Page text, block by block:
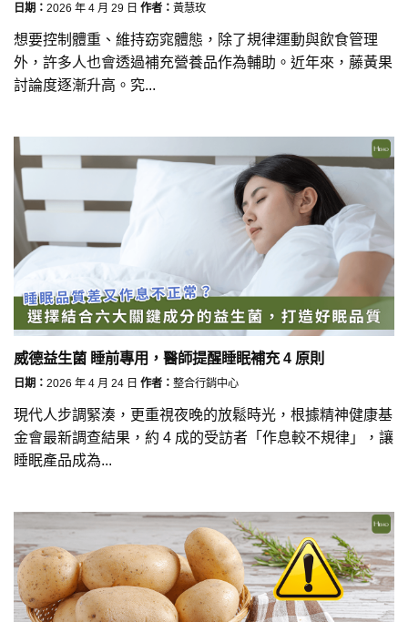
日期： 2026 年 4 月 29 日 作者： 黃慧玫
想要控制體重、維持窈窕體態，除了規律運動與飲食管理
外，許多人也會透過補充營養品作為輔助。近年來，藤黃果
討論度逐漸升高。究...
威德益生菌 睡前專用，醫師提醒睡眠補充 4 原則
日期： 2026 年 4 月 24 日 作者： 整合行銷中心
現代人步調緊湊，更重視夜晚的放鬆時光，根據精神健康基
金會最新調查結果，約 4 成的受訪者「作息較不規律」，讓
睡眠產品成為...